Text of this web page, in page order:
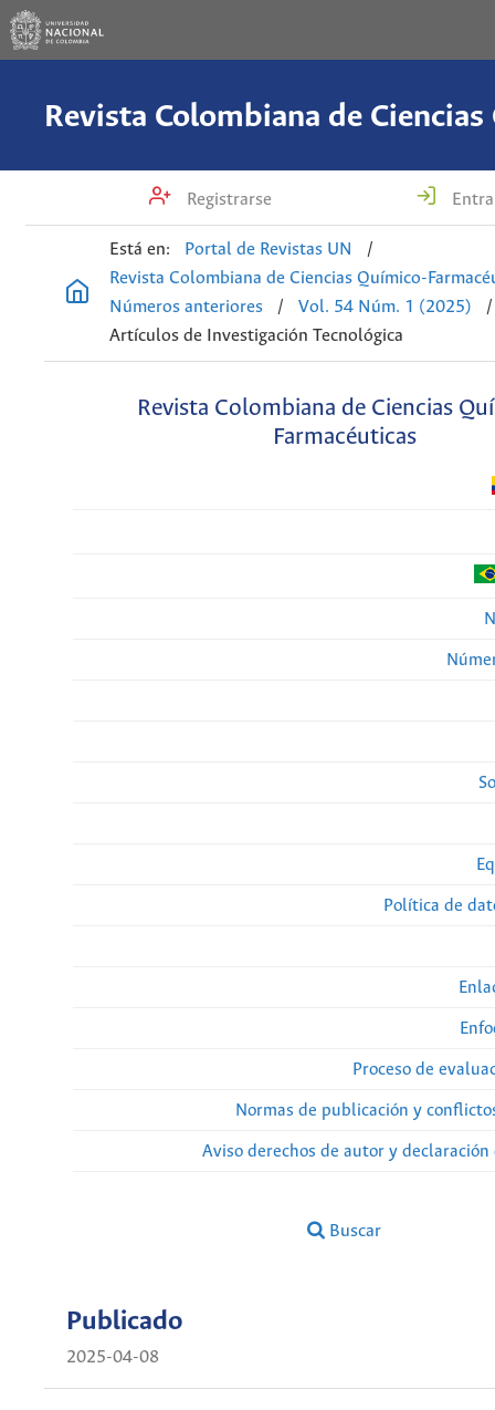
Registrarse
Está en: Portal de Revistas UN
/
Revista Colombiana de Ciencias Químico-
Números anteriores
/ Vol. 54 Núm. 1 (2025)
/
Artículos de Investigación Tecnológica
Revista Colombiana de Ciencias
Farmacéuticas
Política de
Proceso de
Normas de publicación y
Aviso derechos de autor y
Buscar
Publicado
2025-04-08